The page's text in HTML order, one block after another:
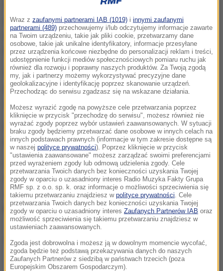
W środę mecz Rybakiny z Fręch trwał aż dwie
godziny i 39 minut. Ostatecznie rozstawiona z
numerem czwartym Kazaszka wygrała 7:6 (7-5), 3:6,
6:4.
W półfinale Paolini zagra albo z rozstawioną z
numerem siódmym Czeszką Marketą Vondrousovą,
albo z Rumunką Soraną Cirsteą.
Druga para półfinałowa zostanie wyłoniona
popołudniu.
O godzinie 16 liderka światowego rankinguIga
Świątek zmierzy się z Chinką Qinwen Zheng (nr 6.),
a następnie Amerykanka Coco Gauff (nr 3.) z
Rosjanką Anną Kalinską.
Dalsza część artykułu pod materiałem video:
Wraz z zaufanymi partnerami IAB (1019) i innymi zaufanymi
partnerami (489) przechowujemy i/lub odczytujemy informacje zawarte
na Twoim urządzeniu, takie jak pliki cookie, przetwarzamy dane
osobowe, takie jak unikalne identyfikatory, informacje przesyłane
przez urządzenia końcowe niezbędne do personalizacji reklam i treści,
udostępnienie funkcji mediów społecznościowych pomiaru ruchu jak
również dla rozwoju i poprawny naszych produktów. Za Twoją zgodą
my, jak i partnerzy możemy wykorzystywać precyzyjne dane
geolokalizacyjne i identyfikację poprzez skanowanie urządzeń.
Przechodząc do serwisu zgadzasz się na wskazane działania.
Możesz wyrazić zgodę na powyższe cele przetwarzania poprzez
kliknięcie w przycisk "przechodzę do serwisu", możesz również nie
wyrażać zgody poprzez wybór ustawień zaawansowanych. W sytuacji
braku zgody będziemy przetwarzać dane osobowe w innych celach na
innych podstawach prawnych (informacje w tym zakresie dostępne są
w naszej polityce prywatności). Poprzez kliknięcie w przycisk
"ustawienia zaawansowane" możesz zarządzać swoimi preferencjami
przed wyrażeniem zgody lub odmową udzielenia zgody. Cele
przetwarzania Twoich danych bez konieczności uzyskania Twojej
zgody w oparciu o uzasadniony interes Radio Muzyka Fakty Grupa
RMF sp. z o.o. sp. k. oraz informacje o możliwości sprzeciwienia się
takiemu przetwarzaniu znajdziesz w polityce prywatności . Cele
przetwarzania Twoich danych bez konieczności uzyskania Twojej
zgody w oparciu o uzasadniony interes Zaufanych Partnerów IAB oraz
możliwość sprzeciwienia się takiemu przetwarzaniu znajdziesz w
ustawieniach zaawansowanych.
Zgoda jest dobrowolna i możesz ją w dowolnym momencie wycofać,
zgoda będzie też podstawą przekazywania danych do naszych
Zaufanych Partnerów z siedzibą w państwach trzecich (poza
Europejskim Obszarem Gospodarczym).